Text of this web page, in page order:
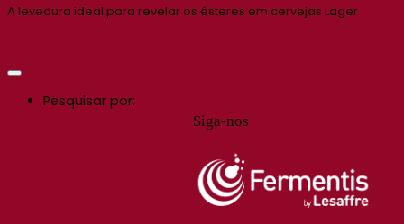
A levedura ideal para revelar os ésteres em cervejas Lager
Siga-nos
Pesquisar por: